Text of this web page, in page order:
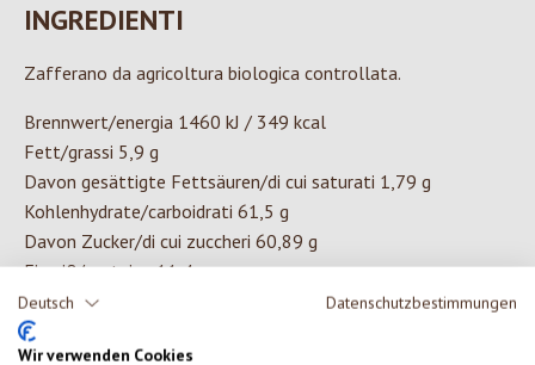
Deutsch Datenschutzbestimmungen
Wir verwenden Cookies
INGREDIENTI
Zafferano da agricoltura biologica controllata.
Brennwert/energia 1460 kJ / 349 kcal
Fett/grassi 5,9 g
Davon gesättigte Fettsäuren/di cui saturati 1,79 g
Kohlenhydrate/carboidrati 61,5 g
Davon Zucker/di cui zuccheri 60,89 g
Eiweiß/proteine 11,4 g
Salz/sale 0,38 g